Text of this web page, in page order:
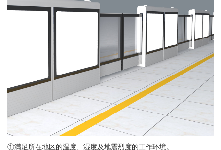
①满足所在地区的温度、湿度及地震烈度的工作环境。